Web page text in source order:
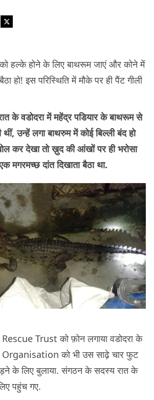
हल्के होने के लिए बाथरूम जाएं और कोने में
हो! इस परिस्थिति में मौके पर ही पैंट गीली
के वडोदरा में महेंद्र पडियार के बाथरूम से
उन्हें लगा बाथरुम में कोई बिल्ली बंद हो
कर देखा तो ख़ुद की आंखों पर ही भरोसा
मगरमच्छ दांत दिखाता बैठा था.
Trust को फ़ोन लगाया वडोदरा के
को भी उस साढ़े चार फुट
के लिए बुलाया. संगठन के सदस्य रात के
पहुंच गए.